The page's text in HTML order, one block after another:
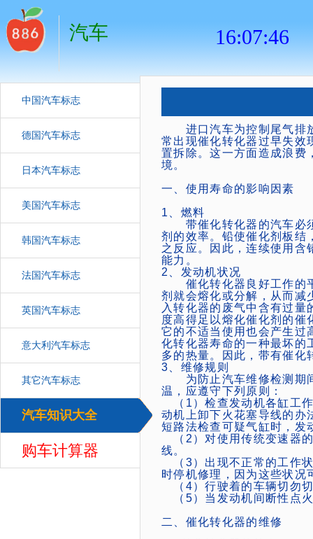
汽车
中国汽车标志
德国汽车标志
日本汽车标志
美国汽车标志
韩国汽车标志
法国汽车标志
英国汽车标志
意大利汽车标志
其它汽车标志
汽车知识大全
购车计算器
进口汽车为控制尾气排放
常出现催化转化器过早失效
置拆除。这一方面造成浪费
境。
一、使用寿命的影响因素
1、燃料
带催化转化器的汽车必须
剂的效率。铅使催化剂板结
之反应。因此，连续使用含
能力。
2、发动机状况
催化转化器良好工作的平
剂就会熔化或分解，从而减
入转化器的废气中含有过
度高得足以熔化催化剂的催
它的不适当使用也会产生过
化转化器寿命的一种最坏的
多的热量。因此，带有催化
3、维修规则
为防止汽车维修检测期间
温，应遵守下列原则：
（1）检查发动机各缸工
动机上卸下火花塞导线的办
短路法检查可疑气缸时，发
（2）对使用传统变速器
线。
（3）出现不正常的工作
时停机修理，因为这些状况
（4）行驶着的车辆切勿
（5）当发动机间断性点
二、催化转化器的维修